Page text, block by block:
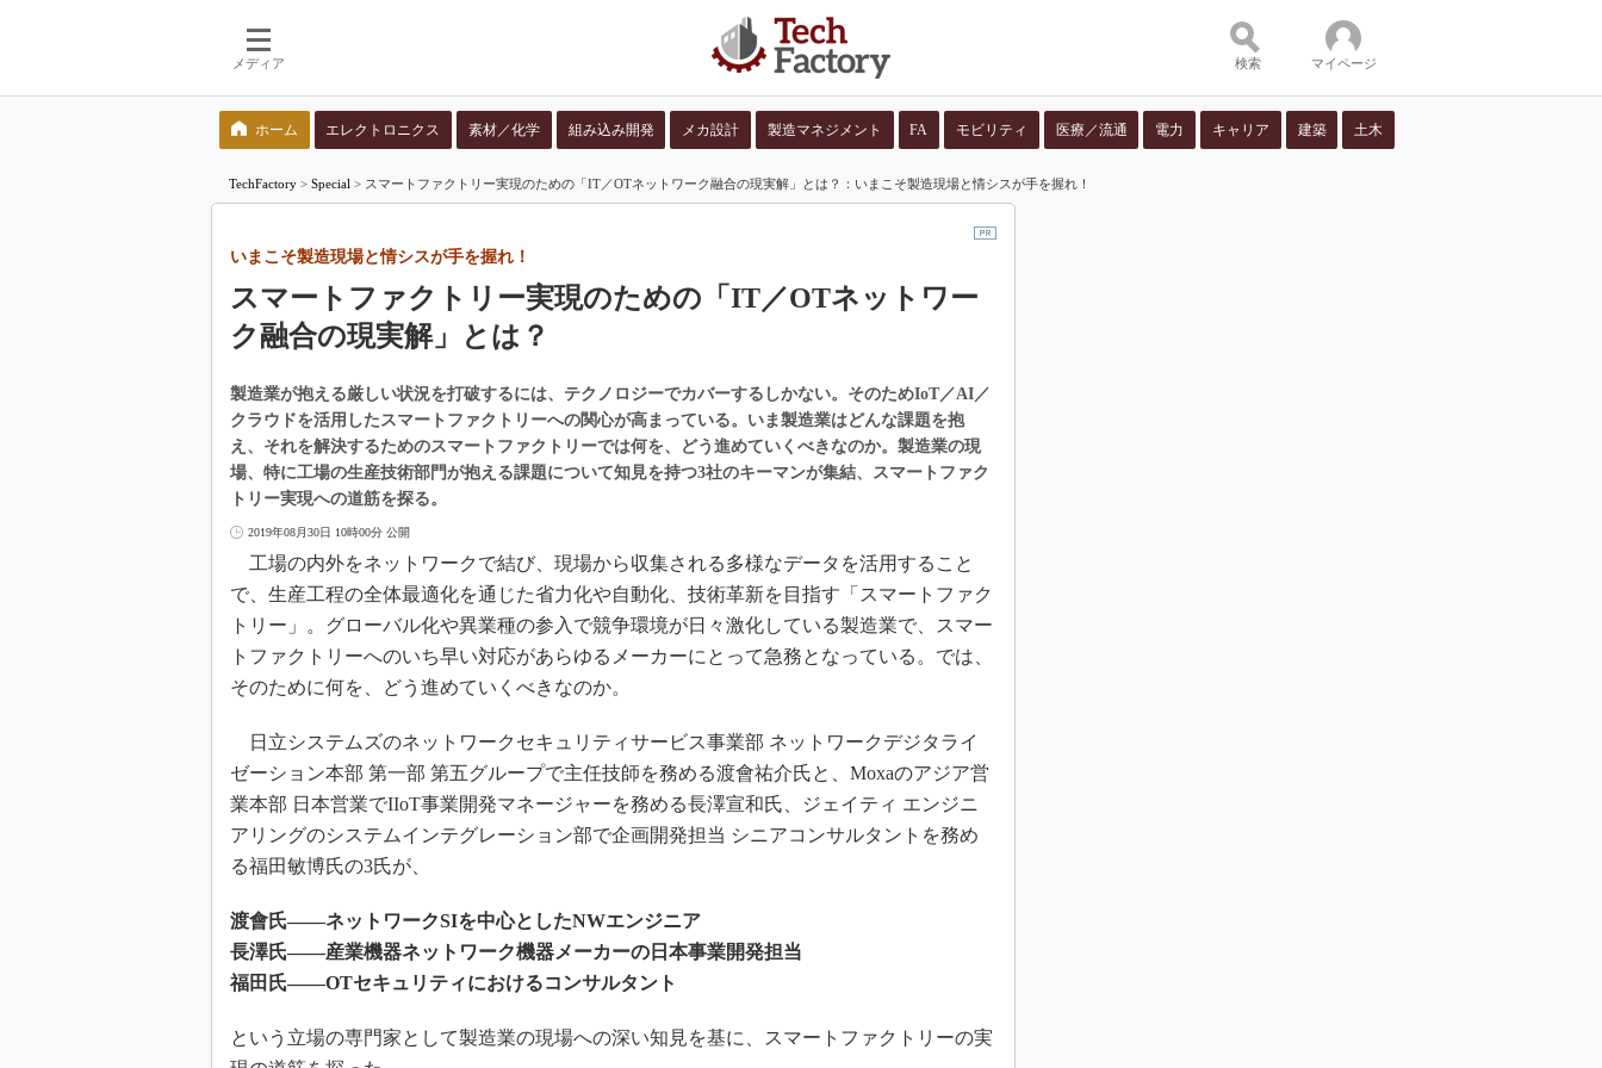
メディア
検索語を入力してください コンテンツ：
並び順：
検索 マイページ
ホーム エレクトロニクス 素材／化学 組み込み開発 メカ設計 製造マネジメント FA モビリティ 医療／流通 電力 キャリア 建築 土木
TechFactory > Special > スマートファクトリー実現のための「IT／OTネットワーク融合の現実解」とは？：いまこそ製造現場と情シスが手を握れ！
スマートファクトリー実現のための「IT／OTネットワー
ク融合の現実解」とは？
いまこそ製造現場と情シスが手を握れ！
製造業が抱える厳しい状況を打破するには、テクノロジーでカバーするしかない。そのためIoT／AI／
クラウドを活用したスマートファクトリーへの関心が高まっている。いま製造業はどんな課題を抱
え、それを解決するためのスマートファクトリーでは何を、どう進めていくべきなのか。製造業の現
場、特に工場の生産技術部門が抱える課題について知見を持つ3社のキーマンが集結、スマートファク
トリー実現への道筋を探る。
2019年08月30日 10時00分 公開
工場の内外をネットワークで結び、現場から収集される多様なデータを活用すること
で、生産工程の全体最適化を通じた省力化や自動化、技術革新を目指す「スマートファク
トリー」。グローバル化や異業種の参入で競争環境が日々激化している製造業で、スマー
トファクトリーへのいち早い対応があらゆるメーカーにとって急務となっている。では、
そのために何を、どう進めていくべきなのか。
日立システムズのネットワークセキュリティサービス事業部 ネットワークデジタライ
ゼーション本部 第一部 第五グループで主任技師を務める渡會祐介氏と、Moxaのアジア営
業本部 日本営業でIIoT事業開発マネージャーを務める長澤宣和氏、ジェイティ エンジニ
アリングのシステムインテグレーション部で企画開発担当 シニアコンサルタントを務め
る福田敏博氏の3氏が、
渡會氏――ネットワークSIを中心としたNWエンジニア
長澤氏――産業機器ネットワーク機器メーカーの日本事業開発担当
福田氏――OTセキュリティにおけるコンサルタント
という立場の専門家として製造業の現場への深い知見を基に、スマートファクトリーの実